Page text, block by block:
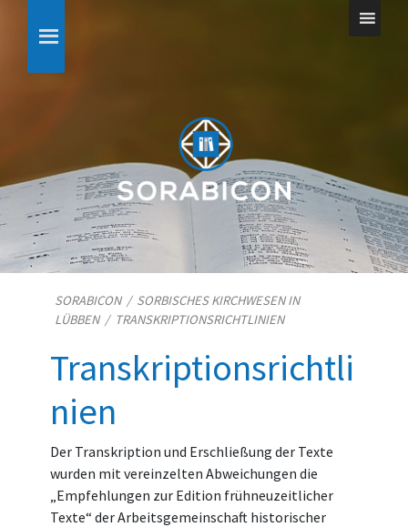
SORABICON/ SORBISCHES KIRCHWESEN IN
LÜBBEN/ TRANSKRIPTIONSRICHTLINIEN
Transkriptionsrichtli
nien
Der Transkription und Erschließung der Texte
wurden mit vereinzelten Abweichungen die
„Empfehlungen zur Edition frühneuzeitlicher
Texte“ der Arbeitsgemeinschaft historischer